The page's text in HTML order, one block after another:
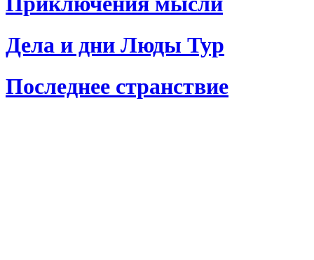
Дела и дни Люды Тур
Последнее странствие